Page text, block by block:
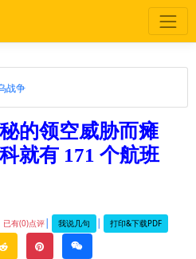
战争
的领空威胁而瘫
就有 171 个航班
已有(0)点评| 我说几句 | 打印&下载PDF
reddit pinterestweixin